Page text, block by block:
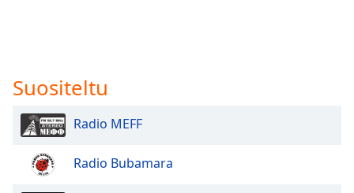
Suositeltu
Radio MEFF
Radio Bubamara